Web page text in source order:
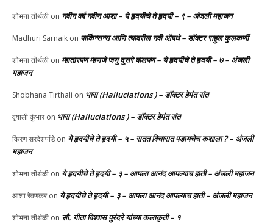
शोभना तीर्थळी on नवीन वर्ष नवीन आशा – ये हृदयीचे ते हृदयी – ९ – अंजली महाजन
Madhuri Sarnaik on पार्किन्सन्स आणि त्यावरील नवी औषधे – डॉक्टर राहुल कुलकर्णी
शोभना तीर्थळी on म्हातारपण म्हणजे जणू दूसरे बालपण – ये हृदयीचे ते हृदयी – ७ – अंजली
महाजन
Shobhana Tirthali on भास (Halluciations ) – डॉक्टर हेमंत संत
वृषाली कुंभारon भास (Halluciations ) – डॉक्टर हेमंत संत
किरण सरदेशपांडेon ये हृदयीचे ते हृदयी – ५ – सतत विचारात पडायचेच कशाला ? – अंजली
महाजन
शोभना तीर्थळी on ये हृदयीचे ते हृदयी – ३ – आपला आनंद आपल्याच हाती – अंजली महाजन
आशा रेवणकरon ये हृदयीचे ते हृदयी – ३ – आपला आनंद आपल्याच हाती – अंजली महाजन
शोभना तीर्थळी on सौ. गीता विश्वास पुरंदरे यांच्या कलाकृती – १